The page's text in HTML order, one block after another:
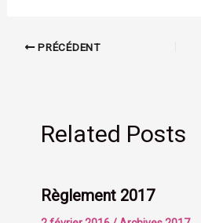
PRÉCÉDENT
Related Posts
Règlement 2017